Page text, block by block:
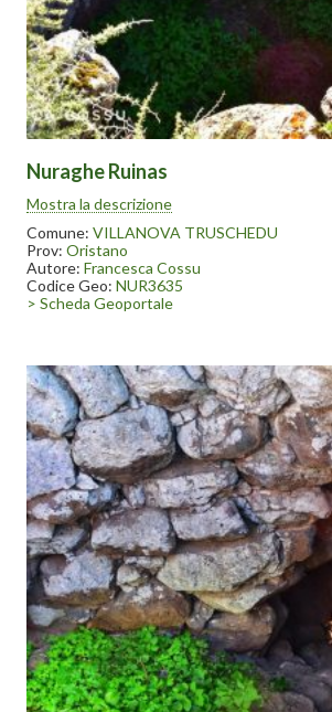
Nuraghe Ruinas
Si tratta di un monotorre posto sopra un
tutta l’area del fiume Tirso sottostante il
Truschedu. La tholos è crollata verso
soggetto a manutenzione e non è mai stato
Mostra la descrizione
Comune: VILLANOVA TRUSCHEDU
Prov: Oristano
Autore: Francesca Cossu
Codice Geo: NUR3635
> Scheda Geoportale